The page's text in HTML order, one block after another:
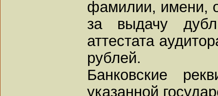
фамилии, имени,
за выдачу
аттестата
рублей.
Банковские
указанной